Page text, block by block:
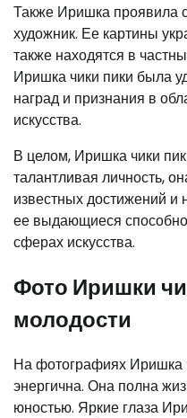
Также Иришка проявила
художник. Ее картины
также находятся в
Иришка чики пики была
наград и признания в
искусства.
В целом, Иришка чики
талантливая личность,
известных достижений и
ее выдающиеся
сферах искусства.
Фото Иришки
молодости
На фотографиях Иришка
энергична. Она полна
юностью. Яркие глаза